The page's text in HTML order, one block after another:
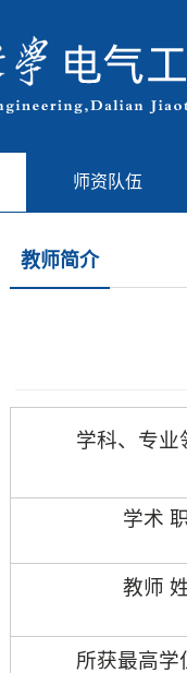
师资队伍
教师简介
学科、专业
学术
教师
所获最高学